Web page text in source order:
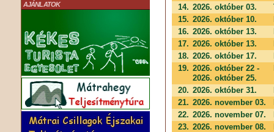
AJÁNLATOK 14. 2026. október 03.
15. 2026. október 10.
16. 2026. október 13.
17. 2026. október 13.
18. 2026. október 17.
19. 2026. október 22 -
2026. október 25.
20. 2026. október 31.
21. 2026. november 03.
22. 2026. november 07.
23. 2026. november 08.